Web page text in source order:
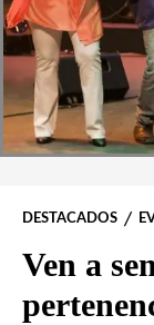
DESTACADOS
Ven a